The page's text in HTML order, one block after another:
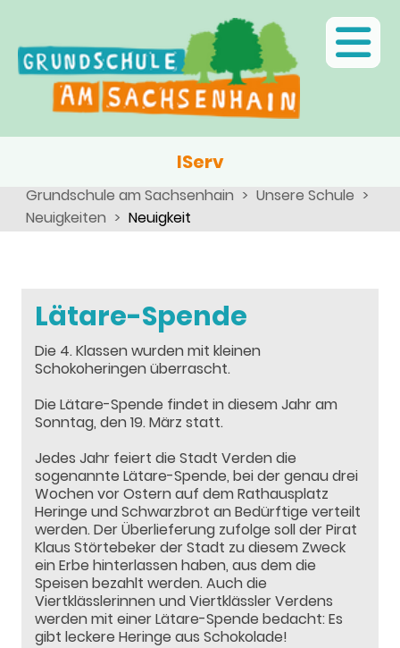
IServ
Grundschule am Sachsenhain
Unsere Schule
Neuigkeiten
Neuigkeit
Lätare-Spende
Die 4. Klassen wurden mit kleinen
Schokoheringen überrascht.
Die Lätare-Spende findet in diesem Jahr am
Sonntag, den 19. März statt.
Jedes Jahr feiert die Stadt Verden die
sogenannte Lätare-Spende, bei der genau drei
Wochen vor Ostern auf dem Rathausplatz
Heringe und Schwarzbrot an Bedürftige verteilt
werden. Der Überlieferung zufolge soll der Pirat
Klaus Störtebeker der Stadt zu diesem Zweck
ein Erbe hinterlassen haben, aus dem die
Speisen bezahlt werden. Auch die
Viertklässlerinnen und Viertklässler Verdens
werden mit einer Lätare-Spende bedacht: Es
gibt leckere Heringe aus Schokolade!
Kinder
Eltern
Schulsozialarbeit
Schulseelsorge
Angebote, Projekte, Aktionen, Arbeitsgemeinschaften